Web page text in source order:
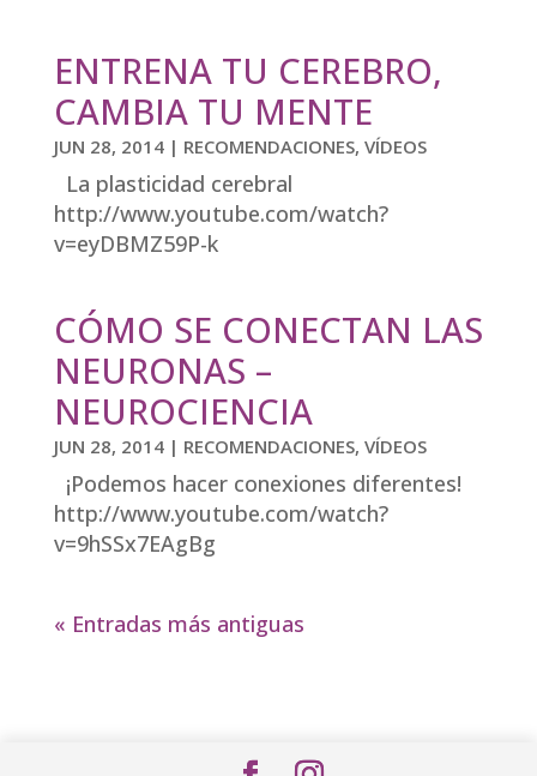
ENTRENA TU CEREBRO,
CAMBIA TU MENTE
JUN 28, 2014| RECOMENDACIONES, VÍDEOS
La plasticidad cerebral
http://www.youtube.com/watch?
v=eyDBMZ59P-k
CÓMO SE CONECTAN LAS
NEURONAS –
NEUROCIENCIA
JUN 28, 2014| RECOMENDACIONES, VÍDEOS
¡Podemos hacer conexiones diferentes!
http://www.youtube.com/watch?
v=9hSSx7EAgBg
« Entradas más antiguas